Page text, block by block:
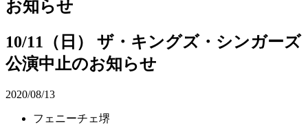
お知らせ
10/11（日） ザ・キングズ・シンガーズ
公演中止のお知らせ
2020/08/13
フェニーチェ堺